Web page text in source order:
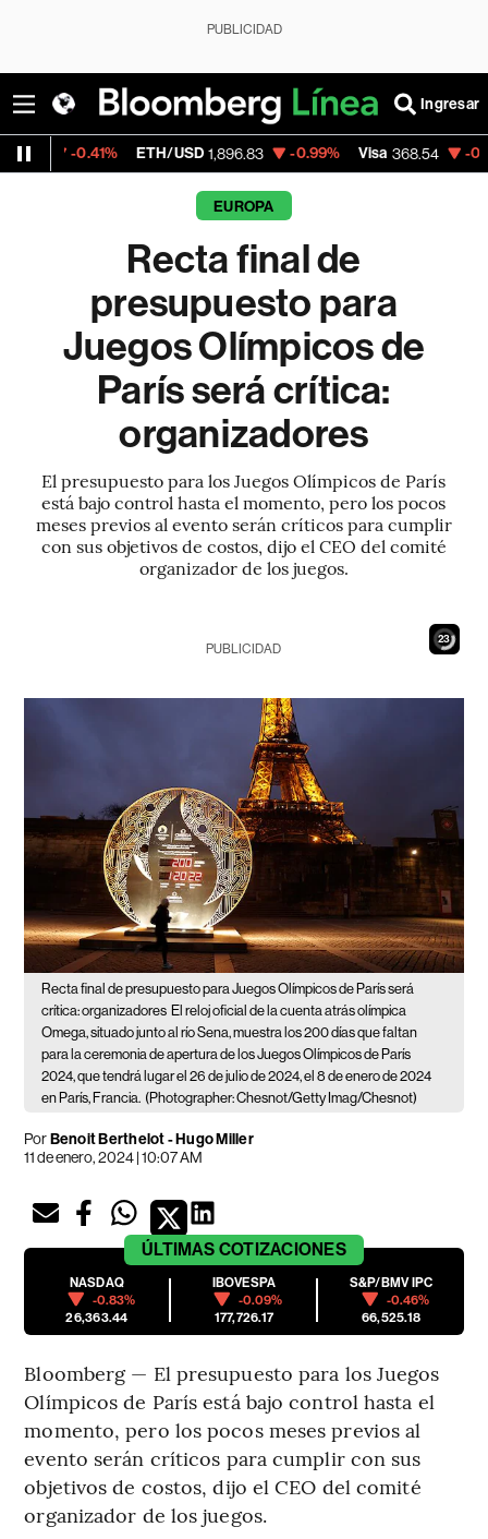
PUBLICIDAD
Ingresar
ETH/USD 1,896.83 -0.99% Visa 368.54 -0.28%
EUROPA
Recta final de
presupuesto para
Juegos Olímpicos de
París será crítica:
organizadores
El presupuesto para los Juegos Olímpicos de París
está bajo control hasta el momento, pero los pocos
meses previos al evento serán críticos para cumplir
con sus objetivos de costos, dijo el CEO del comité
organizador de los juegos.
22
PUBLICIDAD
Recta final de presupuesto para Juegos Olímpicos de París será
crítica: organizadores El reloj oficial de la cuenta atrás olímpica
Omega, situado junto al río Sena, muestra los 200 días que faltan
para la ceremonia de apertura de los Juegos Olímpicos de París
2024, que tendrá lugar el 26 de julio de 2024, el 8 de enero de 2024
en París, Francia. (Photographer: Chesnot/Getty Imag/Chesnot)
PorBenoit Berthelot - Hugo Miller
11 de enero, 2024 | 10:07 AM
ÚLTIMAS COTIZACIONES
NASDAQ
-0.83%
26,363.44
IBOVESPA
-0.09%
177,726.17
S&P/BMV IPC
-0.46%
66,525.18
Bloomberg — El presupuesto para los Juegos
Olímpicos de París está bajo control hasta el
momento, pero los pocos meses previos al
evento serán críticos para cumplir con sus
objetivos de costos, dijo el CEO del comité
organizador de los juegos.